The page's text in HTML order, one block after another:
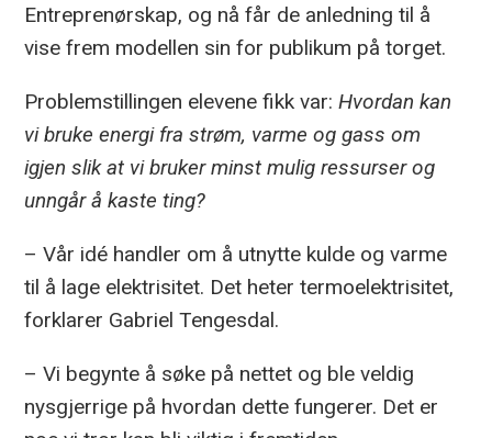
Entreprenørskap, og nå får de anledning til å
vise frem modellen sin for publikum på torget.
Problemstillingen elevene fikk var:Hvordan kan
vi bruke energi fra strøm, varme og gass om
igjen slik at vi bruker minst mulig ressurser og
unngår å kaste ting?
– Vår idé handler om å utnytte kulde og varme
til å lage elektrisitet. Det heter termoelektrisitet,
forklarer Gabriel Tengesdal.
– Vi begynte å søke på nettet og ble veldig
nysgjerrige på hvordan dette fungerer. Det er